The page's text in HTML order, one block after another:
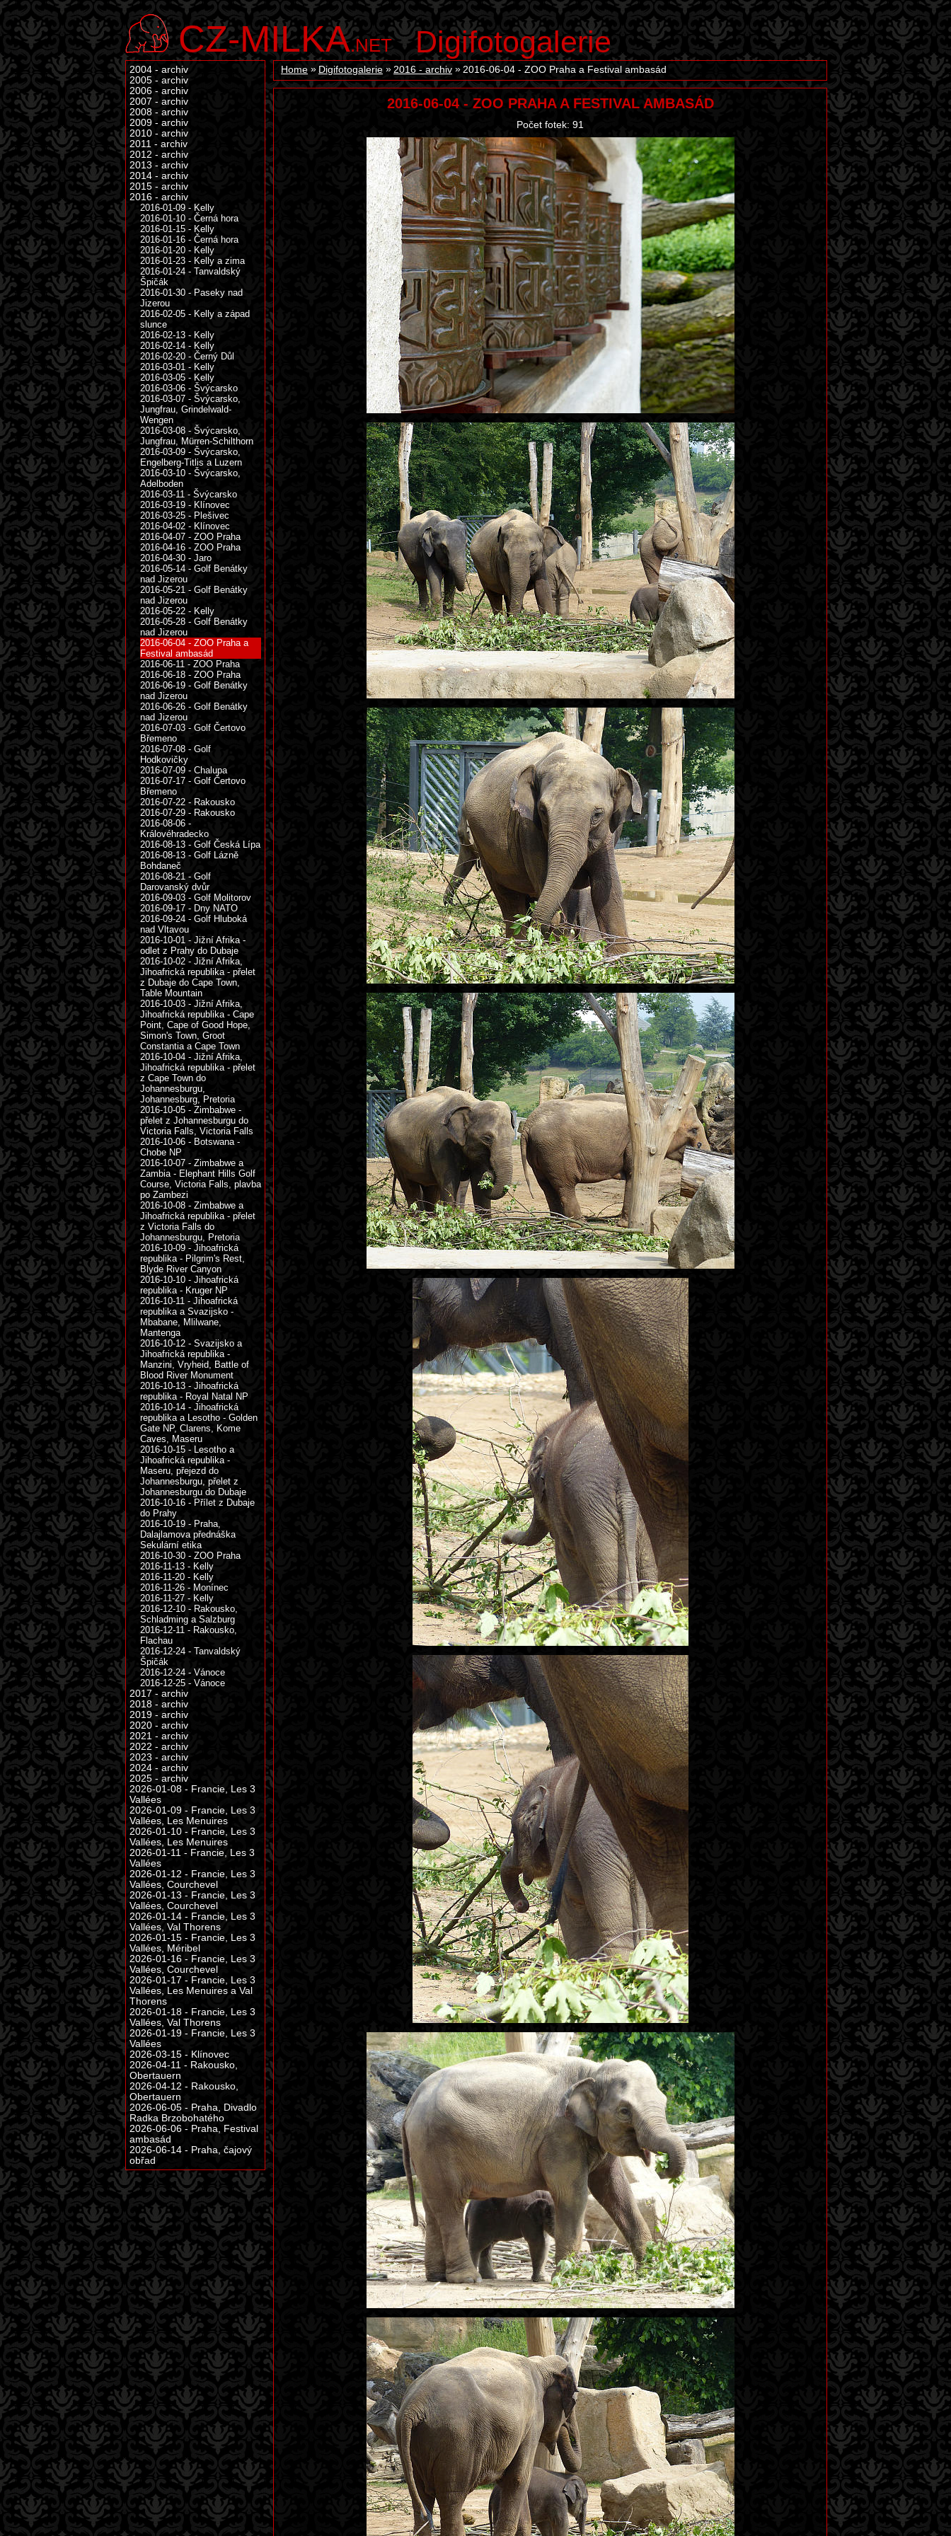
CZ-MILKA.NET Digifotogalerie
Home Digifotogalerie 2016 - archiv 2016-06-04 - ZOO Praha a Festival ambasád
2016-06-04 - ZOO PRAHA A FESTIVAL AMBASÁD
Počet fotek: 91
2004 - archiv
2005 - archiv
2006 - archiv
2007 - archiv
2008 - archiv
2009 - archiv
2010 - archiv
2011 - archiv
2012 - archiv
2013 - archiv
2014 - archiv
2015 - archiv
2016 - archiv
2016-01-09 - Kelly
2016-01-10 - Černá hora
2016-01-15 - Kelly
2016-01-16 - Černá hora
2016-01-20 - Kelly
2016-01-23 - Kelly a zima
2016-01-24 - Tanvaldský
Špičák
2016-01-30 - Paseky nad
Jizerou
2016-02-05 - Kelly a západ
slunce
2016-02-13 - Kelly
2016-02-14 - Kelly
2016-02-20 - Černý Důl
2016-03-01 - Kelly
2016-03-05 - Kelly
2016-03-06 - Švýcarsko
2016-03-07 - Švýcarsko,
Jungfrau, Grindelwald-
Wengen
2016-03-08 - Švýcarsko,
Jungfrau, Mürren-Schilthorn
2016-03-09 - Švýcarsko,
Engelberg-Titlis a Luzern
2016-03-10 - Švýcarsko,
Adelboden
2016-03-11 - Švýcarsko
2016-03-19 - Klínovec
2016-03-25 - Plešivec
2016-04-02 - Klínovec
2016-04-07 - ZOO Praha
2016-04-16 - ZOO Praha
2016-04-30 - Jaro
2016-05-14 - Golf Benátky
nad Jizerou
2016-05-21 - Golf Benátky
nad Jizerou
2016-05-22 - Kelly
2016-05-28 - Golf Benátky
nad Jizerou
2016-06-04 - ZOO Praha a
Festival ambasád
2016-06-11 - ZOO Praha
2016-06-18 - ZOO Praha
2016-06-19 - Golf Benátky
nad Jizerou
2016-06-26 - Golf Benátky
nad Jizerou
2016-07-03 - Golf Čertovo
Břemeno
2016-07-08 - Golf
Hodkovičky
2016-07-09 - Chalupa
2016-07-17 - Golf Čertovo
Břemeno
2016-07-22 - Rakousko
2016-07-29 - Rakousko
2016-08-06 -
Královéhradecko
2016-08-13 - Golf Česká Lípa
2016-08-13 - Golf Lázně
Bohdaneč
2016-08-21 - Golf
Darovanský dvůr
2016-09-03 - Golf Molitorov
2016-09-17 - Dny NATO
2016-09-24 - Golf Hluboká
nad Vltavou
2016-10-01 - Jižní Afrika -
odlet z Prahy do Dubaje
2016-10-02 - Jižní Afrika,
Jihoafrická republika - přelet
z Dubaje do Cape Town,
Table Mountain
2016-10-03 - Jižní Afrika,
Jihoafrická republika - Cape
Point, Cape of Good Hope,
Simon's Town, Groot
Constantia a Cape Town
2016-10-04 - Jižní Afrika,
Jihoafrická republika - přelet
z Cape Town do
Johannesburgu,
Johannesburg, Pretoria
2016-10-05 - Zimbabwe -
přelet z Johannesburgu do
Victoria Falls, Victoria Falls
2016-10-06 - Botswana -
Chobe NP
2016-10-07 - Zimbabwe a
Zambia - Elephant Hills Golf
Course, Victoria Falls, plavba
po Zambezi
2016-10-08 - Zimbabwe a
Jihoafrická republika - přelet
z Victoria Falls do
Johannesburgu, Pretoria
2016-10-09 - Jihoafrická
republika - Pilgrim's Rest,
Blyde River Canyon
2016-10-10 - Jihoafrická
republika - Kruger NP
2016-10-11 - Jihoafrická
republika a Svazijsko -
Mbabane, Mlilwane,
Mantenga
2016-10-12 - Svazijsko a
Jihoafrická republika -
Manzini, Vryheid, Battle of
Blood River Monument
2016-10-13 - Jihoafrická
republika - Royal Natal NP
2016-10-14 - Jihoafrická
republika a Lesotho - Golden
Gate NP, Clarens, Kome
Caves, Maseru
2016-10-15 - Lesotho a
Jihoafrická republika -
Maseru, přejezd do
Johannesburgu, přelet z
Johannesburgu do Dubaje
2016-10-16 - Přílet z Dubaje
do Prahy
2016-10-19 - Praha,
Dalajlamova přednáška
Sekulární etika
2016-10-30 - ZOO Praha
2016-11-13 - Kelly
2016-11-20 - Kelly
2016-11-26 - Monínec
2016-11-27 - Kelly
2016-12-10 - Rakousko,
Schladming a Salzburg
2016-12-11 - Rakousko,
Flachau
2016-12-24 - Tanvaldský
Špičák
2016-12-24 - Vánoce
2016-12-25 - Vánoce
2017 - archiv
2018 - archiv
2019 - archiv
2020 - archiv
2021 - archiv
2022 - archiv
2023 - archiv
2024 - archiv
2025 - archiv
2026-01-08 - Francie, Les 3
Vallées
2026-01-09 - Francie, Les 3
Vallées, Les Menuires
2026-01-10 - Francie, Les 3
Vallées, Les Menuires
2026-01-11 - Francie, Les 3
Vallées
2026-01-12 - Francie, Les 3
Vallées, Courchevel
2026-01-13 - Francie, Les 3
Vallées, Courchevel
2026-01-14 - Francie, Les 3
Vallées, Val Thorens
2026-01-15 - Francie, Les 3
Vallées, Méribel
2026-01-16 - Francie, Les 3
Vallées, Courchevel
2026-01-17 - Francie, Les 3
Vallées, Les Menuires a Val
Thorens
2026-01-18 - Francie, Les 3
Vallées, Val Thorens
2026-01-19 - Francie, Les 3
Vallées
2026-03-15 - Klínovec
2026-04-11 - Rakousko,
Obertauern
2026-04-12 - Rakousko,
Obertauern
2026-06-05 - Praha, Divadlo
Radka Brzobohatého
2026-06-06 - Praha, Festival
ambasád
2026-06-14 - Praha, čajový
obřad